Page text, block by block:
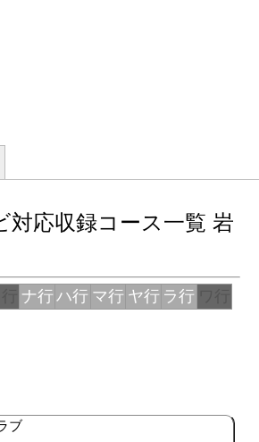
対応収録コース一覧 岩
ナ行ハ行 マ行 ヤ行 ラ行
ブ